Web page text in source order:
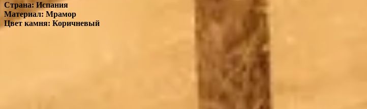
Страна: Испания
Материал: Мрамор
Цвет камня: Коричневый